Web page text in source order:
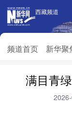
西藏频道
频道首页 新华聚
西藏频道
频道首页
满目青